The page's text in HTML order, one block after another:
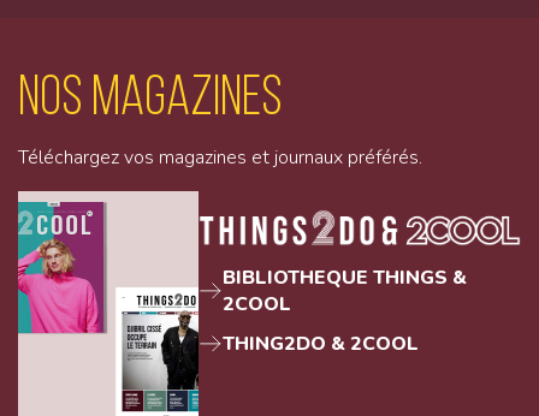
Nos magazines
Téléchargez vos magazines et journaux préférés.
BIBLIOTHEQUE THINGS &
2COOL
THING2DO & 2COOL